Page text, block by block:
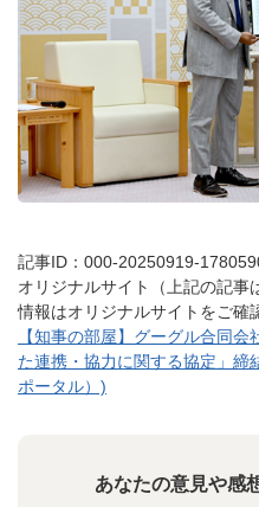
記事ID：000-20250919-
オリジナルサイト（上記の記事
情報はオリジナルサイトをご確
【知事の部屋】グーグル合同
た連携・協力に関する協定」締
ポータル）)
あなたの意見や感